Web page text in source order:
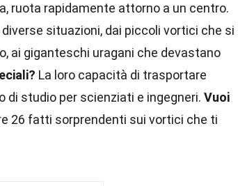
ruota rapidamente attorno a un centro.
situazioni, dai piccoli vortici che si
ai giganteschi uragani che devastano
La loro capacità di trasportare
di studio per scienziati e ingegneri. Vuoi
26 fatti sorprendenti sui vortici che ti